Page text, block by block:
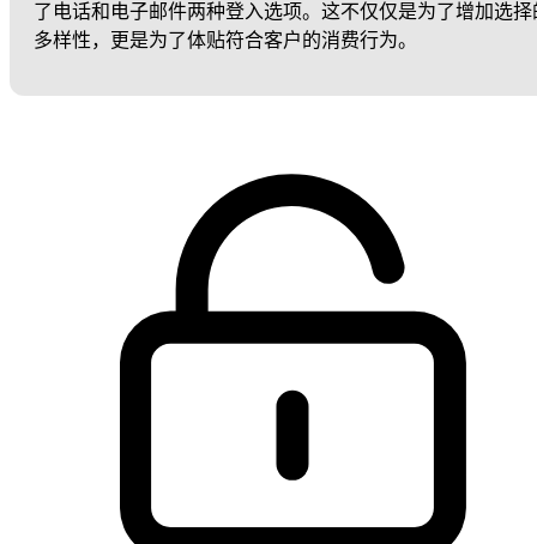
了电话和电子邮件两种登入选项。这不仅仅是为了增加选择
多样性，更是为了体贴符合客户的消费行为。